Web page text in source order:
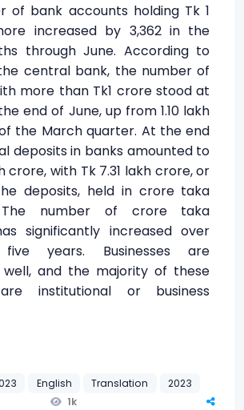
of bank accounts holding Tk 1
increased by 3,362 in the
through June. According to
central bank, the number of
more than Tk1 crore stood at
end of June, up from 1.10 lakh
the March quarter. At the end
deposits in banks amounted to
crore, with Tk 7.31 lakh crore, or
deposits, held in crore taka
The number of crore taka
significantly increased over
years. Businesses are
and the majority of these
institutional or business
English Translation
2023
1k